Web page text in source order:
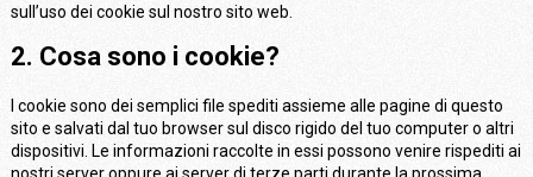
sull’uso dei cookie sul nostro sito web.
2. Cosa sono i cookie?
I cookie sono dei semplici file spediti assieme alle pagine di questo
sito e salvati dal tuo browser sul disco rigido del tuo computer o altri
dispositivi. Le informazioni raccolte in essi possono venire rispediti ai
nostri server oppure ai server di terze parti durante la prossima